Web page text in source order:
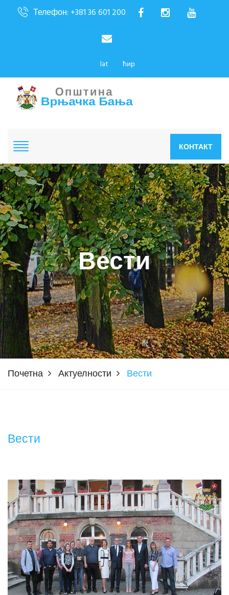
Телефон: +381 36 601 200
lat ћир
КОНТАКТ
Вести
Почетна Актуелности Вести
Вести